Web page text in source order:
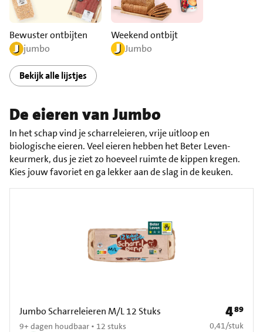
Bewuster ontbijten
jumbo
Weekend ontbijt
Jumbo
Bekijk alle lijstjes
De eieren van Jumbo
In het schap vind je scharreleieren, vrije uitloop en
biologische eieren. Veel eieren hebben het Beter Leven-
keurmerk, dus je ziet zo hoeveel ruimte de kippen kregen.
Kies jouw favoriet en ga lekker aan de slag in de keuken.
Jumbo Scharreleieren M/L 12 Stuks
9+ dagen houdbaar • 12 stuks
Prijs: €
489
€ 0,41 per stuk
0,41/stuk